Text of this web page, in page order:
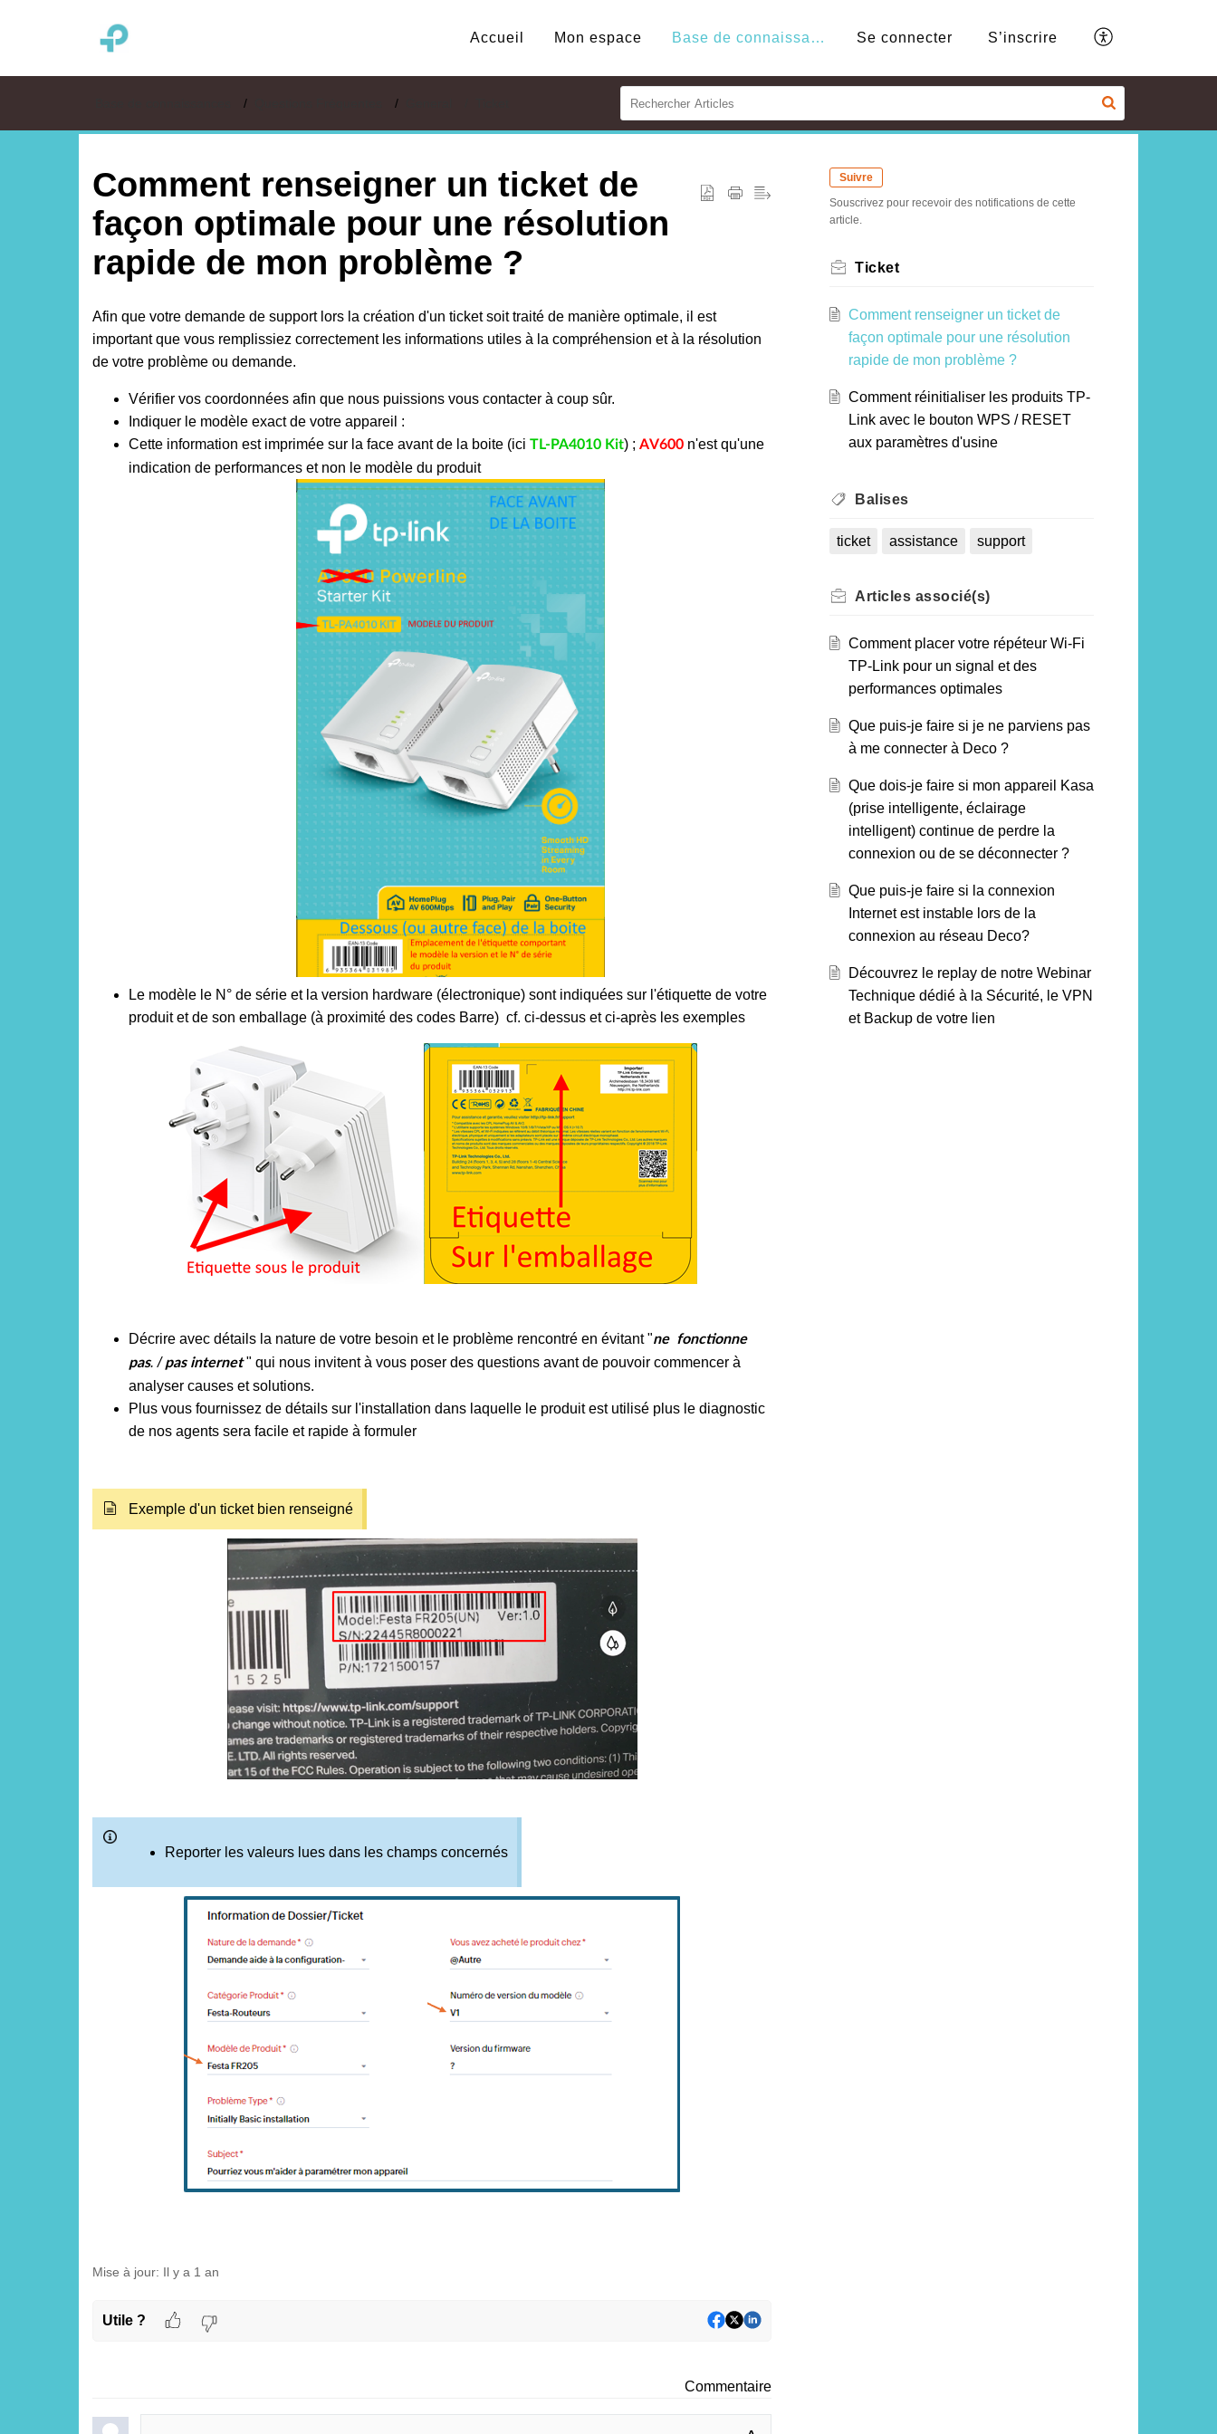
Accueil Mon espace Base de connaissances Se connecter S’inscrire
Comment renseigner un ticket de
façon optimale pour une résolution
rapide de mon problème ?
Afin que votre demande de support lors la création d'un ticket soit traité de manière optimale, il est
important que vous remplissiez correctement les informations utiles à la compréhension et à la résolution
de votre problème ou demande.
Vérifier vos coordonnées afin que nous puissions vous contacter à coup sûr.
Indiquer le modèle exact de votre appareil :
Cette information est imprimée sur la face avant de la boite (ici TL-PA4010 Kit) ; AV600 n'est qu'une
indication de performances et non le modèle du produit
Le modèle le N° de série et la version hardware (électronique) sont indiquées sur l'étiquette de votre
produit et de son emballage (à proximité des codes Barre) cf. ci-dessus et ci-après les exemples
Décrire avec détails la nature de votre besoin et le problème rencontré en évitant "ne fonctionne
pas. /pas internet" qui nous invitent à vous poser des questions avant de pouvoir commencer à
analyser causes et solutions.
Plus vous fournissez de détails sur l'installation dans laquelle le produit est utilisé plus le diagnostic
de nos agents sera facile et rapide à formuler
Exemple d'un ticket bien renseigné
Reporter les valeurs lues dans les champs concernés
Mise à jour: Il y a 1 an
Utile ?
Commentaire
Suivre
Souscrivez pour recevoir des notifications de cette
article.
Ticket
Comment renseigner un ticket de
façon optimale pour une résolution
rapide de mon problème ?
Comment réinitialiser les produits TP-
Link avec le bouton WPS / RESET
aux paramètres d'usine
Balises
ticket assistance support
Articles associé(s)
Comment placer votre répéteur Wi-Fi
TP-Link pour un signal et des
performances optimales
Que puis-je faire si je ne parviens pas
à me connecter à Deco ?
Que dois-je faire si mon appareil Kasa
(prise intelligente, éclairage
intelligent) continue de perdre la
connexion ou de se déconnecter ?
Que puis-je faire si la connexion
Internet est instable lors de la
connexion au réseau Deco?
Découvrez le replay de notre Webinar
Technique dédié à la Sécurité, le VPN
et Backup de votre lien